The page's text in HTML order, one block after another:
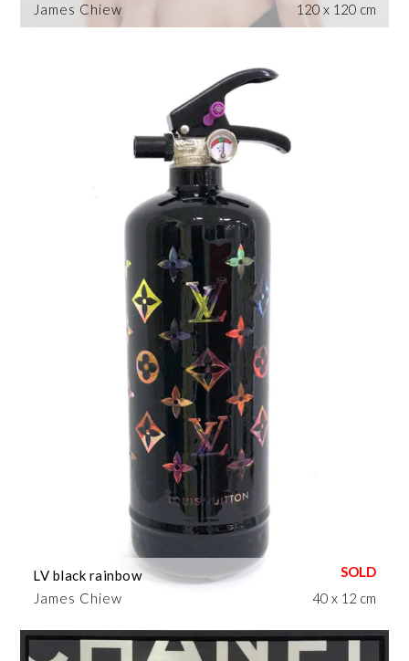
James Chiew
120 x 120 cm
James Chiew
LV black rainbow
40 x 12 cm